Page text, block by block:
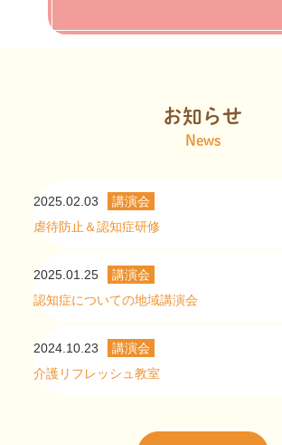
お知らせ
2025.02.03
講演会
虐待防止＆認知症研修
2025.01.25
講演会
認知症についての地域講演会
2024.10.23
講演会
介護リフレッシュ教室